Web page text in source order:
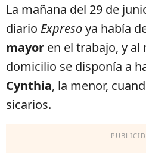
La mañana del 29 de
diario Expresoya había
mayor en el trabajo, y al
domicilio se disponía a
Cynthia, la menor,
sicarios.